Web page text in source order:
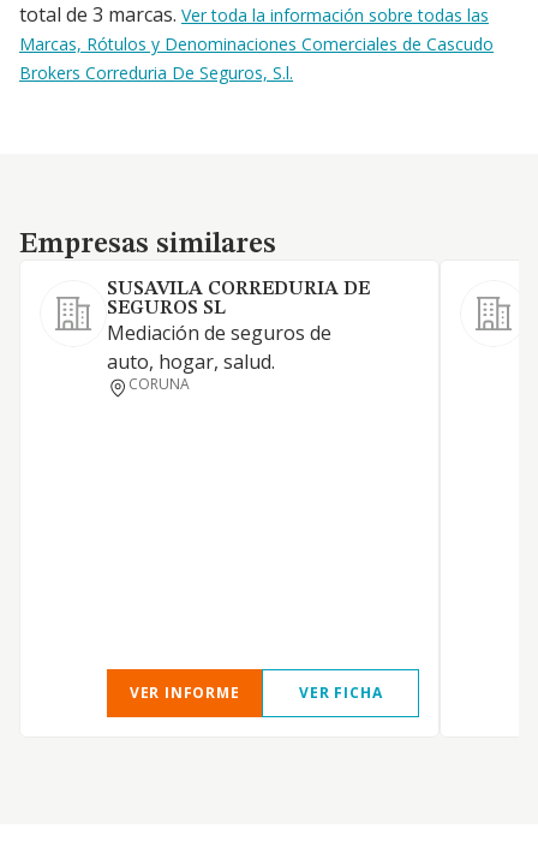
total de 3 marcas. Ver toda la información sobre todas las
Marcas, Rótulos y Denominaciones Comerciales de Cascudo
Brokers Correduria De Seguros, S.l.
Empresas similares
Empresas similares
SUSAVILA CORREDURIA DE
SEGUROS SL
Mediación de seguros de
auto, hogar, salud.
CORUNA
VER INFORME VER FICHA